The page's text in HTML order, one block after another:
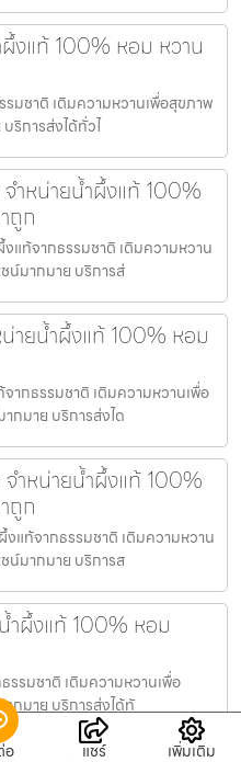
งแท้ 100% หอม หวาน
มชาติ เติมความหวานเพื่อสุขภาพ
ริการส่งได้ทั่วไ
ำหน่ายน้ำผึ้งแท้ 100%
ถูก
แท้จากธรรมชาติ เติมความหวาน
น์มากมาย บริการส่
ายน้ำผึ้งแท้ 100% หอม
กธรรมชาติ เติมความหวานเพื่อ
กมาย บริการส่งได
จำหน่ายน้ำผึ้งแท้ 100%
ถูก
งแท้จากธรรมชาติ เติมความหวาน
น์มากมาย บริการส
ำผึ้งแท้ 100% หอม
รมชาติ เติมความหวานเพื่อ
กมาย บริการส่งได้ทั
อ แชร์ เพิ่มเติม